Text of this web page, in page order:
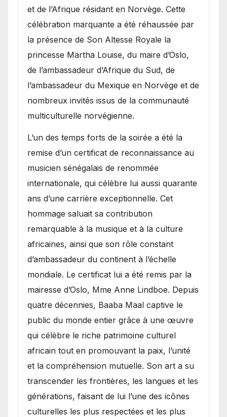
et de l’Afrique résidant en Norvège. Cette
célébration marquante a été réhaussée par
la présence de Son Altesse Royale la
princesse Märtha Louise, du maire d’Oslo,
de l’ambassadeur d’Afrique du Sud, de
l’ambassadeur du Mexique en Norvège et de
nombreux invités issus de la communauté
multiculturelle norvégienne.
​L’un des temps forts de la soirée a été la
remise d’un certificat de reconnaissance au
musicien sénégalais de renommée
internationale, qui célèbre lui aussi quarante
ans d’une carrière exceptionnelle. Cet
hommage saluait sa contribution
remarquable à la musique et à la culture
africaines, ainsi que son rôle constant
d’ambassadeur du continent à l’échelle
mondiale. Le certificat lui a été remis par la
mairesse d’Oslo, Mme Anne Lindboe. Depuis
quatre décennies, Baaba Maal captive le
public du monde entier grâce à une œuvre
qui célèbre le riche patrimoine culturel
africain tout en promouvant la paix, l’unité
et la compréhension mutuelle. Son art a su
transcender les frontières, les langues et les
générations, faisant de lui l’une des icônes
culturelles les plus respectées et les plus